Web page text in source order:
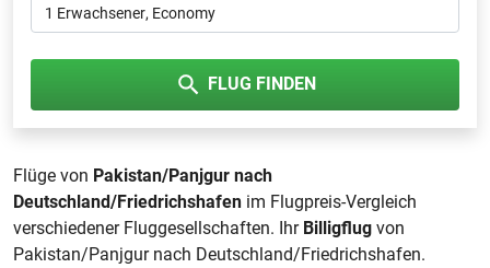
1 Erwachsener, Economy
FLUG FINDEN
Flüge von Pakistan/Panjgur nach
Deutschland/Friedrichshafen im Flugpreis-Vergleich
verschiedener Fluggesellschaften. Ihr Billigflug von
Pakistan/Panjgur nach Deutschland/Friedrichshafen.